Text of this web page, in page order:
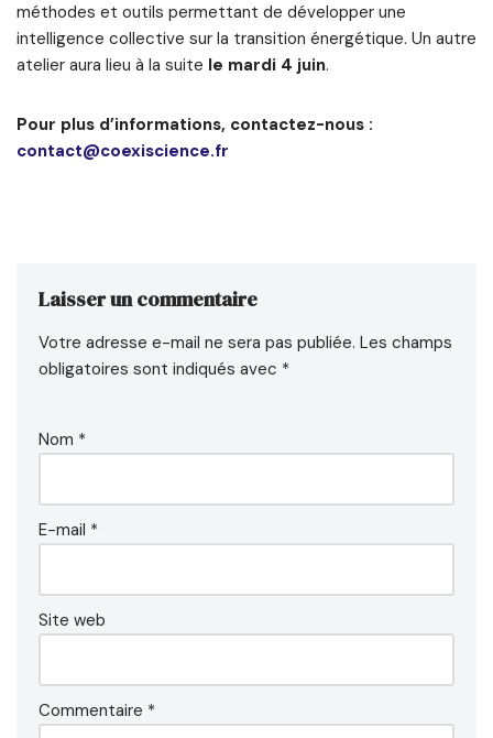
méthodes et outils permettant de développer une
intelligence collective sur la transition énergétique. Un autre
atelier aura lieu à la suite le mardi 4 juin.
Pour plus d’informations, contactez-nous :
contact@coexiscience.fr
Laisser un commentaire
Votre adresse e-mail ne sera pas publiée. Les champs
obligatoires sont indiqués avec *
Nom *
E-mail *
Site web
Commentaire *